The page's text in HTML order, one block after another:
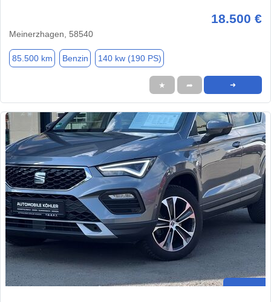
18.500 €
Meinerzhagen, 58540
85.500 km Benzin 140 kw (190 PS)
★ ➦ ➜